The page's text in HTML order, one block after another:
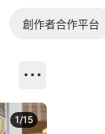
創作者合作平台
1/15